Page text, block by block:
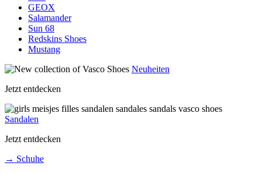
GEOX
Salamander
Sun 68
Redskins Shoes
Mustang
Neuheiten
Jetzt entdecken
Sandalen
Jetzt entdecken
→ Schuhe